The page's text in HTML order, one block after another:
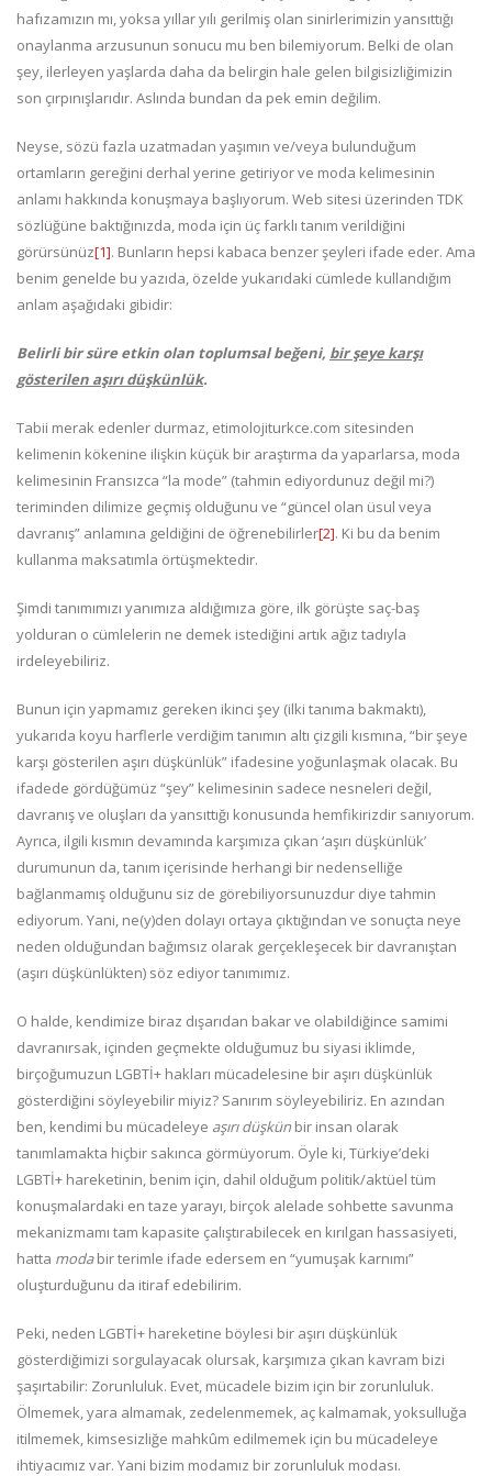
hafızamızın mı, yoksa yıllar yılı gerilmiş olan sinirlerimizin yansıttığı
onaylanma arzusunun sonucu mu ben bilemiyorum. Belki de olan
şey, ilerleyen yaşlarda daha da belirgin hale gelen bilgisizliğimizin
son çırpınışlarıdır. Aslında bundan da pek emin değilim.
Neyse, sözü fazla uzatmadan yaşımın ve/veya bulunduğum
ortamların gereğini derhal yerine getiriyor ve moda kelimesinin
anlamı hakkında konuşmaya başlıyorum. Web sitesi üzerinden TDK
sözlüğüne baktığınızda, moda için üç farklı tanım verildiğini
görürsünüz[1]. Bunların hepsi kabaca benzer şeyleri ifade eder. Ama
benim genelde bu yazıda, özelde yukarıdaki cümlede kullandığım
anlam aşağıdaki gibidir:
Belirli bir süre etkin olan toplumsal beğeni, bir şeye karşı
gösterilen aşırı düşkünlük.
Tabii merak edenler durmaz, etimolojiturkce.com sitesinden
kelimenin kökenine ilişkin küçük bir araştırma da yaparlarsa, moda
kelimesinin Fransızca “la mode” (tahmin ediyordunuz değil mi?)
teriminden dilimize geçmiş olduğunu ve “güncel olan üsul veya
davranış” anlamına geldiğini de öğrenebilirler[2]. Ki bu da benim
kullanma maksatımla örtüşmektedir.
Şimdi tanımımızı yanımıza aldığımıza göre, ilk görüşte saç-baş
yolduran o cümlelerin ne demek istediğini artık ağız tadıyla
irdeleyebiliriz.
Bunun için yapmamız gereken ikinci şey (ilki tanıma bakmaktı),
yukarıda koyu harflerle verdiğim tanımın altı çizgili kısmına, “bir şeye
karşı gösterilen aşırı düşkünlük” ifadesine yoğunlaşmak olacak. Bu
ifadede gördüğümüz “şey” kelimesinin sadece nesneleri değil,
davranış ve oluşları da yansıttığı konusunda hemfikirizdir sanıyorum.
Ayrıca, ilgili kısmın devamında karşımıza çıkan ‘aşırı düşkünlük’
durumunun da, tanım içerisinde herhangi bir nedenselliğe
bağlanmamış olduğunu siz de görebiliyorsunuzdur diye tahmin
ediyorum. Yani, ne(y)den dolayı ortaya çıktığından ve sonuçta neye
neden olduğundan bağımsız olarak gerçekleşecek bir davranıştan
(aşırı düşkünlükten) söz ediyor tanımımız.
O halde, kendimize biraz dışarıdan bakar ve olabildiğince samimi
davranırsak, içinden geçmekte olduğumuz bu siyasi iklimde,
birçoğumuzun LGBTİ+ hakları mücadelesine bir aşırı düşkünlük
gösterdiğini söyleyebilir miyiz? Sanırım söyleyebiliriz. En azından
ben, kendimi bu mücadeleye aşırı düşkün bir insan olarak
tanımlamakta hiçbir sakınca görmüyorum. Öyle ki, Türkiye’deki
LGBTİ+ hareketinin, benim için, dahil olduğum politik/aktüel tüm
konuşmalardaki en taze yarayı, birçok alelade sohbette savunma
mekanizmamı tam kapasite çalıştırabilecek en kırılgan hassasiyeti,
hatta modabir terimle ifade edersem en “yumuşak karnımı”
oluşturduğunu da itiraf edebilirim.
Peki, neden LGBTİ+ hareketine böylesi bir aşırı düşkünlük
gösterdiğimizi sorgulayacak olursak, karşımıza çıkan kavram bizi
şaşırtabilir: Zorunluluk. Evet, mücadele bizim için bir zorunluluk.
Ölmemek, yara almamak, zedelenmemek, aç kalmamak, yoksulluğa
itilmemek, kimsesizliğe mahkûm edilmemek için bu mücadeleye
ihtiyacımız var. Yani bizim modamız bir zorunluluk modası.